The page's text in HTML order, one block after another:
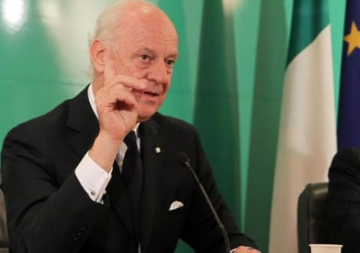
إقتصاد فن
منوعات رياضة
كأس العالم
البرامج
جدول البرامج
شاهد البرامج
الترددات